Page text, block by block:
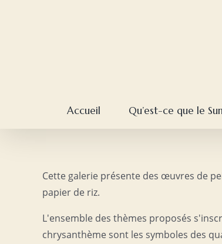
Accueil Qu’est-ce que le
Cette galerie présente des œuvres de
papier de riz.
L'ensemble des thèmes proposés
chrysanthème sont les symboles des